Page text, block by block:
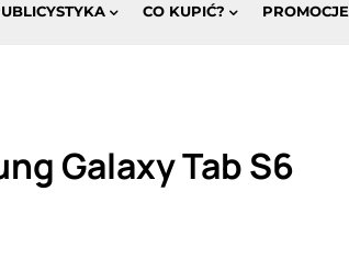
CO KUPIĆ? PROMOCJE
Galaxy Tab S6